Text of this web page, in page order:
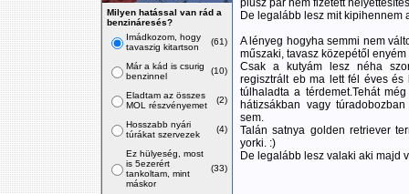
Milyen hatással van rád a
benzináresés?
Imádkozom, hogy
tavaszig kitartson
(61)
Már a kád is csurig
benzinnel
(10)
Eladtam az összes
MOL részvényemet
(2)
Hosszabb nyári
túrákat szervezek
(4)
Ez hülyeség, most
is 5ezerért
tankoltam, mint
máskor
(33)
plusz pár nem fizetett
De legalább lesz mit kipihennem
A lényeg hogyha semmi nem
műszaki, tavasz közepétől
Csak a kutyám lesz néha
regisztrált eb ma lett fél éves
túlhaladta a térdemet.Tehát
hátizsákban vagy
sem.
Talán satnya golden retriever
yorki. :)
De legalább lesz valaki aki majd